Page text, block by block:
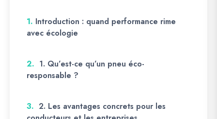
1. Introduction : quand performance rime
avec écologie
2. 1. Qu’est-ce qu’un pneu éco-
responsable ?
3. 2. Les avantages concrets pour les